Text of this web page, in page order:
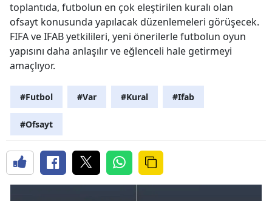
toplantıda, futbolun en çok eleştirilen kuralı olan
ofsayt konusunda yapılacak düzenlemeleri görüşecek.
FIFA ve IFAB yetkilileri, yeni önerilerle futbolun oyun
yapısını daha anlaşılır ve eğlenceli hale getirmeyi
amaçlıyor.
#Futbol #Var #Kural #Ifab
#Ofsayt